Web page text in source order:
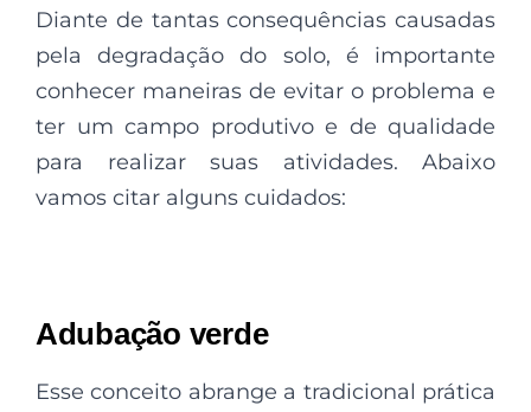
Diante de tantas consequências causadas
pela degradação do solo, é importante
conhecer maneiras de evitar o problema e
ter um campo produtivo e de qualidade
para realizar suas atividades. Abaixo
vamos citar alguns cuidados:
Adubação verde
Esse conceito abrange a tradicional prática